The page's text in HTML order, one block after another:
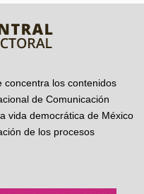
concentra los contenidos
de Comunicación
vida democrática de México
de los procesos